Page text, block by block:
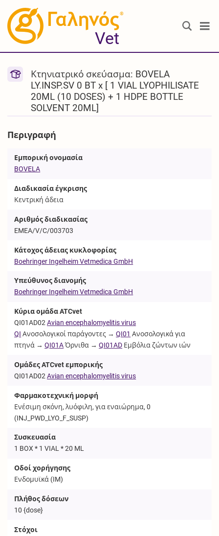
®
Vet
Κτηνιατρικό σκεύασμα: BOVELA
LY.INSP.SV 0 BT x [ 1 VIAL LYOPHILISATE
20ML (10 DOSES) + 1 HDPE BOTTLE
SOLVENT 20ML]
Περιγραφή
Εμπορική ονομασία
BOVELA
Διαδικασία έγκρισης
Κεντρική άδεια
Αριθμός διαδικασίας
EMEA/V/C/003703
Κάτοχος άδειας κυκλοφορίας
Boehringer Ingelheim Vetmedica GmbH
Υπεύθυνος διανομής
Boehringer Ingelheim Vetmedica GmbH
Κύρια ομάδα ATCvet
QI01AD02 Avian encephalomyelitis virus
QI Ανοσολογικοί παράγοντες →QI01 Ανοσολογικά για
πτηνά →QI01AΌρνιθα →QI01AD Εμβόλια ζώντων ιών
Ομάδες ATCvet εμπορικής
QI01AD02 Avian encephalomyelitis virus
Φαρμακοτεχνική μορφή
Ενέσιμη σκόνη, λυόφιλη, για εναιώρημα, 0
(INJ_PWD_LYO_F_SUSP)
Συσκευασία
1 BOX * 1 VIAL * 20 ML
Οδοί χορήγησης
Ενδομυϊκά (IM)
Πλήθος δόσεων
10{dose}
Στόχοι